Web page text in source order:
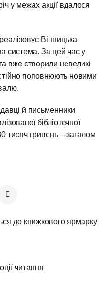
у межах акції вдалося
Вінницька
система. За цей час у
вже створили невеликі
поповнюють новими
й письменники
бібліотечної
тисяч гривень – загалом
до книжкового ярмарку
читання